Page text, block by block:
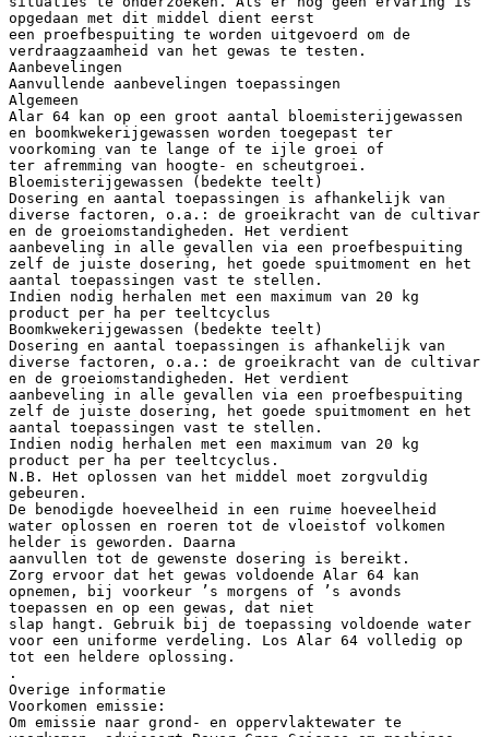
opgedaan met dit middel dient eerst
een proefbespuiting te worden uitgevoerd om de
verdraagzaamheid van het gewas te testen.
Aanbevelingen
Aanvullende aanbevelingen toepassingen
Algemeen
Alar 64 kan op een groot aantal bloemisterijgewassen
en boomkwekerijgewassen worden toegepast ter
voorkoming van te lange of te ijle groei of
ter afremming van hoogte- en scheutgroei.
Bloemisterijgewassen (bedekte teelt)
Dosering en aantal toepassingen is afhankelijk van
diverse factoren, o.a.: de groeikracht van de cultivar
en de groeiomstandigheden. Het verdient
aanbeveling in alle gevallen via een proefbespuiting
zelf de juiste dosering, het goede spuitmoment en het
aantal toepassingen vast te stellen.
Indien nodig herhalen met een maximum van 20 kg
product per ha per teeltcyclus
Boomkwekerijgewassen (bedekte teelt)
Dosering en aantal toepassingen is afhankelijk van
diverse factoren, o.a.: de groeikracht van de cultivar
en de groeiomstandigheden. Het verdient
aanbeveling in alle gevallen via een proefbespuiting
zelf de juiste dosering, het goede spuitmoment en het
aantal toepassingen vast te stellen.
Indien nodig herhalen met een maximum van 20 kg
product per ha per teeltcyclus.
N.B. Het oplossen van het middel moet zorgvuldig
gebeuren.
De benodigde hoeveelheid in een ruime hoeveelheid
water oplossen en roeren tot de vloeistof volkomen
helder is geworden. Daarna
aanvullen tot de gewenste dosering is bereikt.
Zorg ervoor dat het gewas voldoende Alar 64 kan
opnemen, bij voorkeur ’s morgens of ’s avonds
toepassen en op een gewas, dat niet
slap hangt. Gebruik bij de toepassing voldoende water
voor een uniforme verdeling. Los Alar 64 volledig op
tot een heldere oplossing.
.
Overige informatie
Voorkomen emissie:
Om emissie naar grond- en oppervlaktewater te